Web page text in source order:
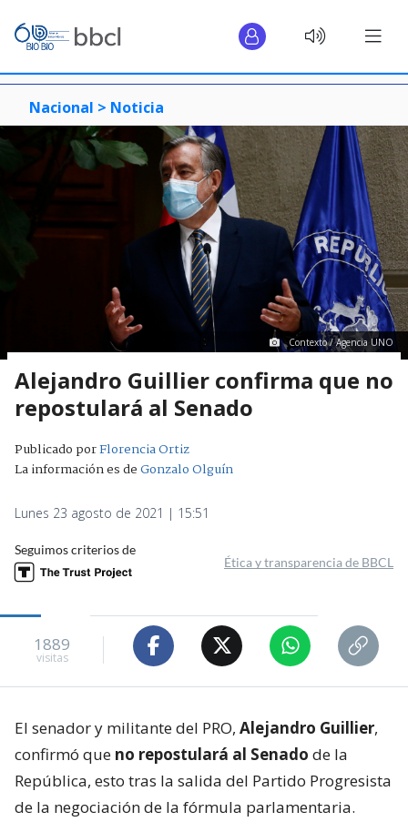
Nacional > Noticia
Contexto / Agencia UNO
Alejandro Guillier confirma que no
repostulará al Senado
Publicado porFlorencia Ortiz
La información es deGonzalo Olguín
Lunes 23 agosto de 2021 | 15:51
Seguimos criterios de
Ética y transparencia de BBCL
1889
visitas
El senador y militante del PRO, Alejandro Guillier,
confirmó que no repostulará al Senado de la
República, esto tras la salida del Partido Progresista
de la negociación de la fórmula parlamentaria.